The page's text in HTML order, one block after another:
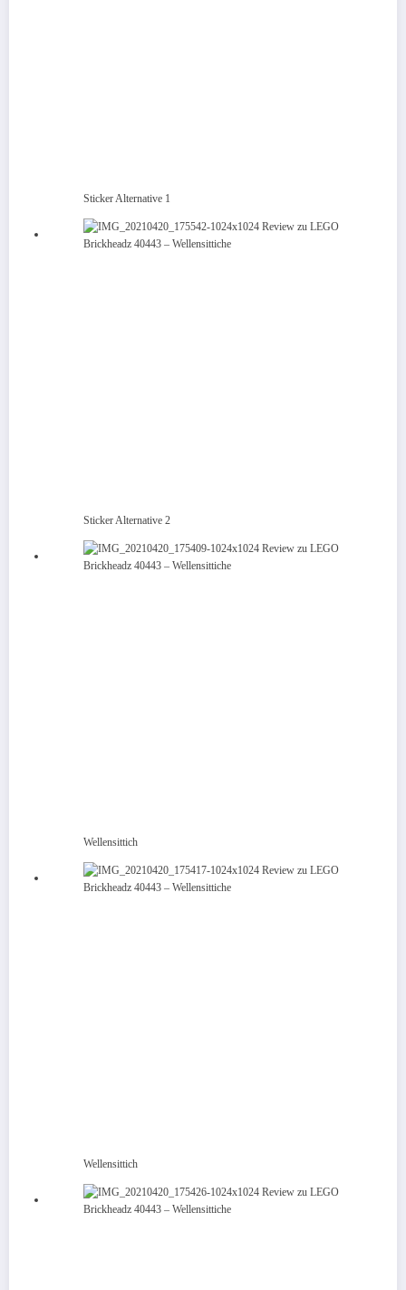
Sticker Alternative 1
Sticker Alternative 2
Wellensittich
Wellensittich